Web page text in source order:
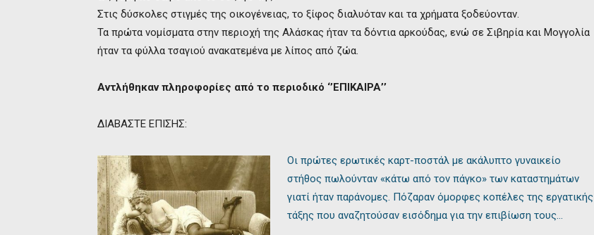
Στις δύσκολες στιγμές της οικογένειας, το ξίφος διαλυόταν και τα χρήματα ξοδεύονταν.
Τα πρώτα νομίσματα στην περιοχή της Αλάσκας ήταν τα δόντια αρκούδας, ενώ σε Σιβηρία και Μογγολία
ήταν τα φύλλα τσαγιού ανακατεμένα με λίπος από ζώα.
Αντλήθηκαν πληροφορίες από το περιοδικό ‘’ΕΠΙΚΑΙΡΑ’’
ΔΙΑΒΑΣΤΕ ΕΠΙΣΗΣ:
Οι πρώτες ερωτικές καρτ-ποστάλ με ακάλυπτο γυναικείο
στήθος πωλούνταν «κάτω από τον πάγκο» των καταστημάτων
γιατί ήταν παράνομες. Πόζαραν όμορφες κοπέλες της εργατικής
τάξης που αναζητούσαν εισόδημα για την επιβίωση τους…